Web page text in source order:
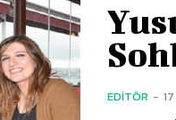
EDITÖR -